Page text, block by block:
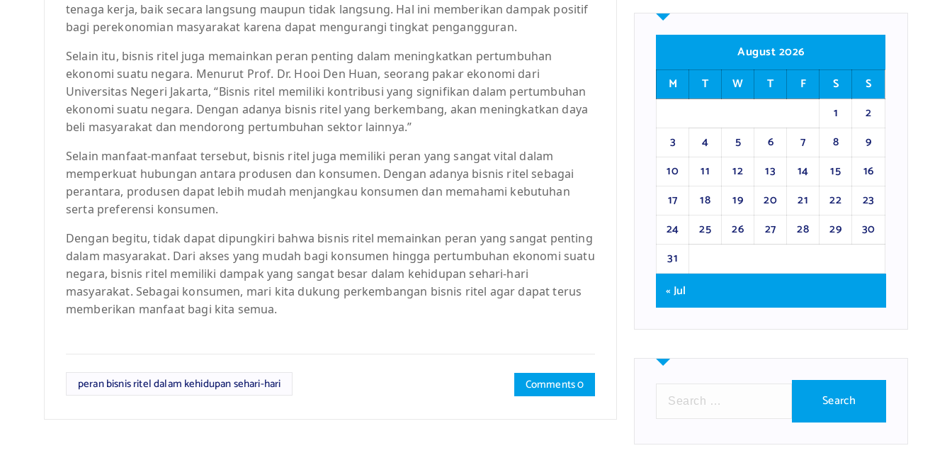
tenaga kerja, baik secara langsung maupun tidak langsung. Hal ini memberikan dampak positif
bagi perekonomian masyarakat karena dapat mengurangi tingkat pengangguran.
Selain itu, bisnis ritel juga memainkan peran penting dalam meningkatkan pertumbuhan
ekonomi suatu negara. Menurut Prof. Dr. Hooi Den Huan, seorang pakar ekonomi dari
Universitas Negeri Jakarta, “Bisnis ritel memiliki kontribusi yang signifikan dalam pertumbuhan
ekonomi suatu negara. Dengan adanya bisnis ritel yang berkembang, akan meningkatkan daya
beli masyarakat dan mendorong pertumbuhan sektor lainnya.”
Selain manfaat-manfaat tersebut, bisnis ritel juga memiliki peran yang sangat vital dalam
memperkuat hubungan antara produsen dan konsumen. Dengan adanya bisnis ritel sebagai
perantara, produsen dapat lebih mudah menjangkau konsumen dan memahami kebutuhan
serta preferensi konsumen.
Dengan begitu, tidak dapat dipungkiri bahwa bisnis ritel memainkan peran yang sangat penting
dalam masyarakat. Dari akses yang mudah bagi konsumen hingga pertumbuhan ekonomi suatu
negara, bisnis ritel memiliki dampak yang sangat besar dalam kehidupan sehari-hari
masyarakat. Sebagai konsumen, mari kita dukung perkembangan bisnis ritel agar dapat terus
memberikan manfaat bagi kita semua.
peran bisnis ritel dalam kehidupan sehari-hari Comments 0
August 2026
M
T W T F S
S
1
2
3
4 5 6 7 8
9
10
11 12 13 14 15
16
17
18 19 20 21 22
23
24
25 26 27 28 29
30
31
« Jul
r